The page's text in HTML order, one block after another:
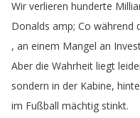
Wir verlieren hunderte
Donalds amp; Co während
, an einem Mangel an
Aber die Wahrheit liegt
sondern in der Kabine,
im Fußball mächtig stinkt.